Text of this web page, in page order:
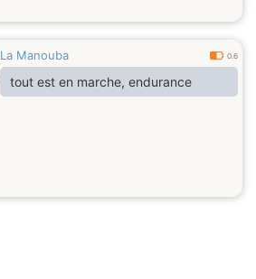
La Manouba 0.6
tout est en marche, endurance